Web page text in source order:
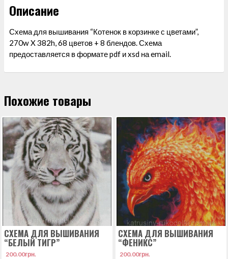
Описание
Схема для вышивания “Котенок в корзинке с цветами”,
270w X 382h, 68 цветов + 8 блендов. Схема
предоставляется в формате pdf и xsd на email.
Похожие товары
СХЕМА ДЛЯ ВЫШИВАНИЯ
“БЕЛЫЙ ТИГР”
200.00грн.
СХЕМА ДЛЯ ВЫШИВАНИЯ
“ФЕНИКС”
200.00грн.